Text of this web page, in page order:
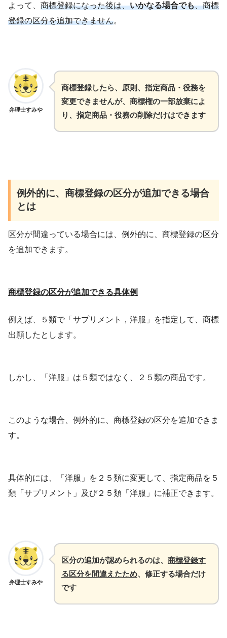
よって、 商標登録になった後は、いかなる場合でも、商標
登録の区分を追加できません。
弁理士すみや
商標登録したら、原則、指定商品・役務を
変更できませんが、商標権の一部放棄によ
り、指定商品・役務の削除だけはできます
例外的に、商標登録の区分が追加できる場合
とは
区分が間違っている場合には、例外的に、商標登録の区分
を追加できます。
商標登録の区分が追加できる具体例
例えば、５類で「サプリメント，洋服」を指定して、商標
出願したとします。
しかし、「洋服」は５類ではなく、２５類の商品です。
このような場合、例外的に、商標登録の区分を追加できま
す。
具体的には、「洋服」を２５類に変更して、指定商品を５
類「サプリメント」及び２５類「洋服」に補正できます。
弁理士すみや
区分の追加が認められるのは、 商標登録す
る区分を間違えたため、修正する場合だけ
です